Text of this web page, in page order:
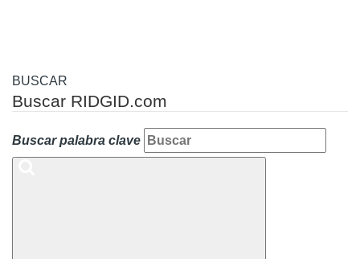
BUSCAR
Buscar RIDGID.com
Buscar palabra clave